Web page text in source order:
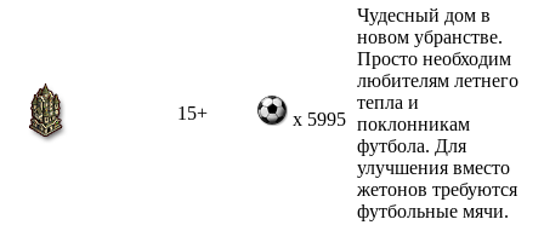
15+ x 5995
Чудесный дом в
новом убранстве.
Просто необходим
любителям летнего
тепла и
поклонникам
футбола. Для
улучшения вместо
жетонов требуются
футбольные мячи.